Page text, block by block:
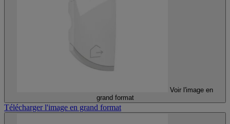
Voir l'image en
grand format
Télécharger l'image en grand format